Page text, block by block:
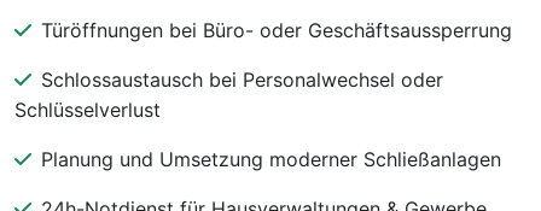
Türöffnungen bei Büro- oder Geschäftsaussperrung
Schlossaustausch bei Personalwechsel oder
Schlüsselverlust
Planung und Umsetzung moderner Schließanlagen